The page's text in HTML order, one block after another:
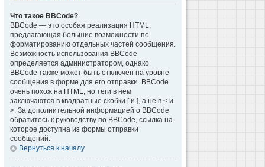
Что такое BBCode?
BBCode — это особая реализация HTML,
предлагающая большие возможности по
форматированию отдельных частей сообщения.
Возможность использования BBCode
определяется администратором, однако
BBCode также может быть отключён на уровне
сообщения в форме для его отправки. BBCode
очень похож на HTML, но теги в нём
заключаются в квадратные скобки [ и ], а не в < и
>. За дополнительной информацией о BBCode
обратитесь к руководству по BBCode, ссылка на
которое доступна из формы отправки
сообщений.
Вернуться к началу